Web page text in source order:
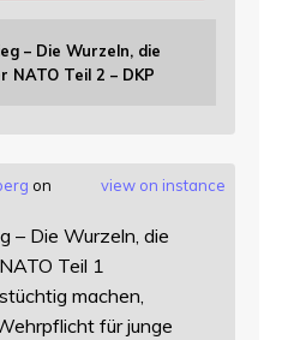
– Die Wurzeln, die
NATO Teil 2 – DKP
view on instance
on
– Die Wurzeln, die
Teil 1
machen,
für junge